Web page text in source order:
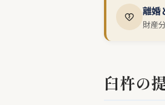
離婚
財産
臼杵の